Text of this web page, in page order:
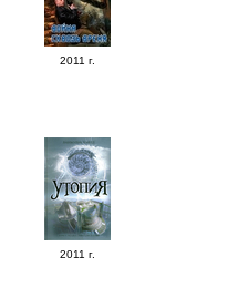
2011 г.
2011 г.